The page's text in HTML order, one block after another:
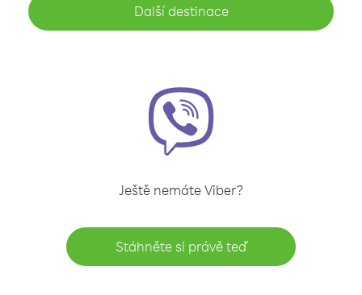
Další destinace
Ještě nemáte Viber?
Stáhněte si právě teď